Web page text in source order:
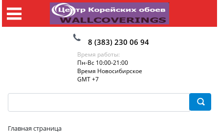
8 (383) 230 06 94
Время работы:
Пн-Вс 10:00-21:00
Время Новосибирское
GMT +7
Главная страница